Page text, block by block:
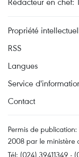
Propriété
RSS
Langues
Service
Contact
Permis de publication:
2008 par le ministère
Tél: (024) 39411349 -